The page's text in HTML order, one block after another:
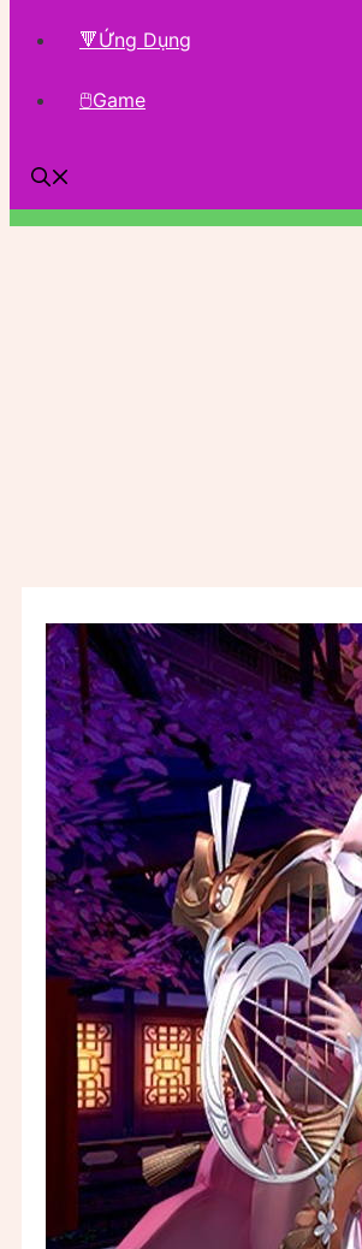
🔻Ứng Dụng
🖱Game